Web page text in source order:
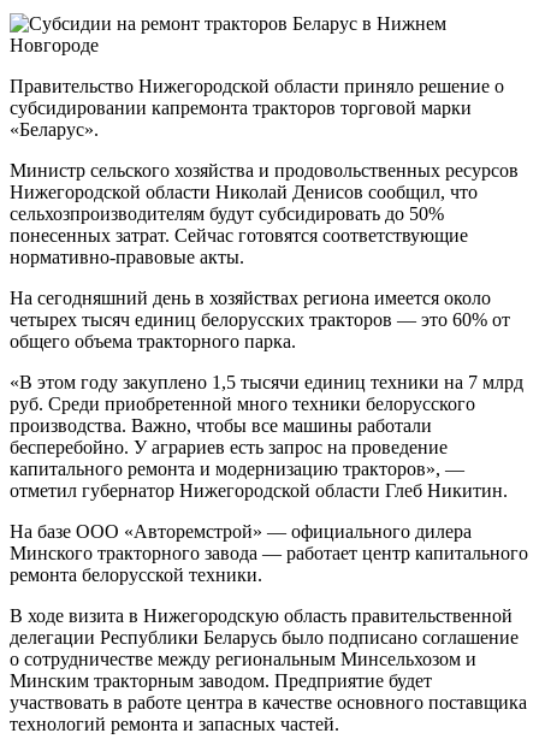
Правительство Нижегородской области приняло решение о
субсидировании капремонта тракторов торговой марки
«Беларус».
Министр сельского хозяйства и продовольственных ресурсов
Нижегородской области Николай Денисов сообщил, что
сельхозпроизводителям будут субсидировать до 50%
понесенных затрат. Сейчас готовятся соответствующие
нормативно-правовые акты.
На сегодняшний день в хозяйствах региона имеется около
четырех тысяч единиц белорусских тракторов — это 60% от
общего объема тракторного парка.
«В этом году закуплено 1,5 тысячи единиц техники на 7 млрд
руб. Среди приобретенной много техники белорусского
производства. Важно, чтобы все машины работали
бесперебойно. У аграриев есть запрос на проведение
капитального ремонта и модернизацию тракторов», —
отметил губернатор Нижегородской области Глеб Никитин.
На базе ООО «Авторемстрой» — официального дилера
Минского тракторного завода — работает центр капитального
ремонта белорусской техники.
В ходе визита в Нижегородскую область правительственной
делегации Республики Беларусь было подписано соглашение
о сотрудничестве между региональным Минсельхозом и
Минским тракторным заводом. Предприятие будет
участвовать в работе центра в качестве основного поставщика
технологий ремонта и запасных частей.